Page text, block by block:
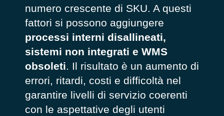
numero crescente di SKU. A questi
fattori si possono aggiungere
processi interni disallineati,
sistemi non integrati e WMS
obsoleti. Il risultato è un aumento di
errori, ritardi, costi e difficoltà nel
garantire livelli di servizio coerenti
con le aspettative degli utenti